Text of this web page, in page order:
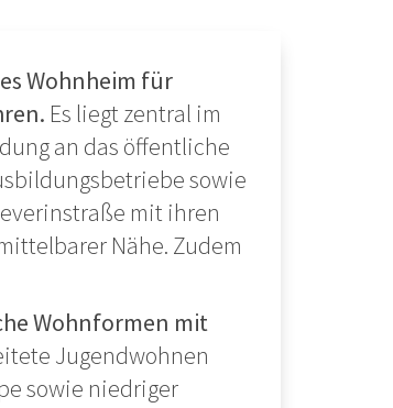
Wohnheim für
Es liegt zentral im
an das öffentliche
sowie
mit ihren
Nähe. Zudem
Wohnformen mit
Jugendwohnen
sowie niedriger